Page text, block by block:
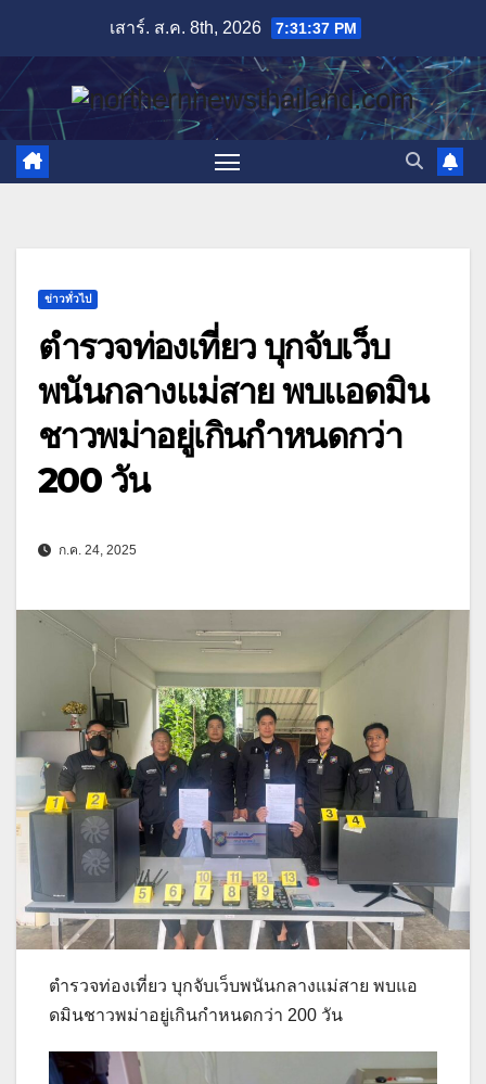
content
เสาร์. ส.ค. 8th, 2026 7:31:38 PM
ข่าวทั่วไป
ตำรวจท่องเที่ยว บุกจับเว็บ
พนันกลางแม่สาย พบแอดมิน
ชาวพม่าอยู่เกินกำหนดกว่า
200 วัน
ก.ค. 24, 2025
ตำรวจท่องเที่ยว บุกจับเว็บพนันกลางแม่สาย พบแอ
ดมินชาวพม่าอยู่เกินกำหนดกว่า 200 วัน